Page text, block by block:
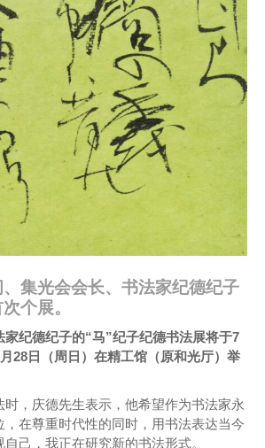
集光会会长、书法家纪德纪子
个展。
纪德纪子的“马”纪子纪德书法展将于7
28日（周日）在精工馆（原和光厅）举
，庆德先生表示，他希望作为书法家永
在尊重时代性的同时，用书法表达当今
己，我正在研究新的书法形式。